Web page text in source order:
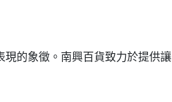
的象徵。南興百貨致力於提供